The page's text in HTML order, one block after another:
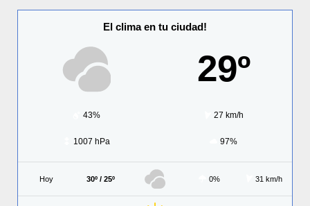
El clima en tu ciudad!
29º
43% 27 km/h
1007 hPa 97%
Hoy 30º / 25º 0% 31 km/h